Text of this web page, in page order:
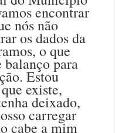
encontrar
nós não
os dados da
o que
para
Estou
existe,
deixado,
carregar
cabe a mim